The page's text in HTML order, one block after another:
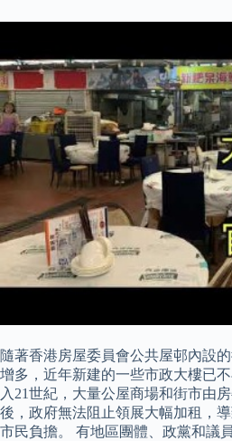
隨著香港房屋委員會公共屋邨內設
增多，近年新建的一些市政大樓已
入21世紀，大量公屋商場和街市由
後，政府無法阻止領展大幅加租，
市民負擔。 有地區團體、政黨和議